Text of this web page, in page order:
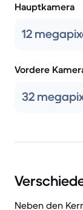
Hauptkamera
12
Vordere
32
Neben den